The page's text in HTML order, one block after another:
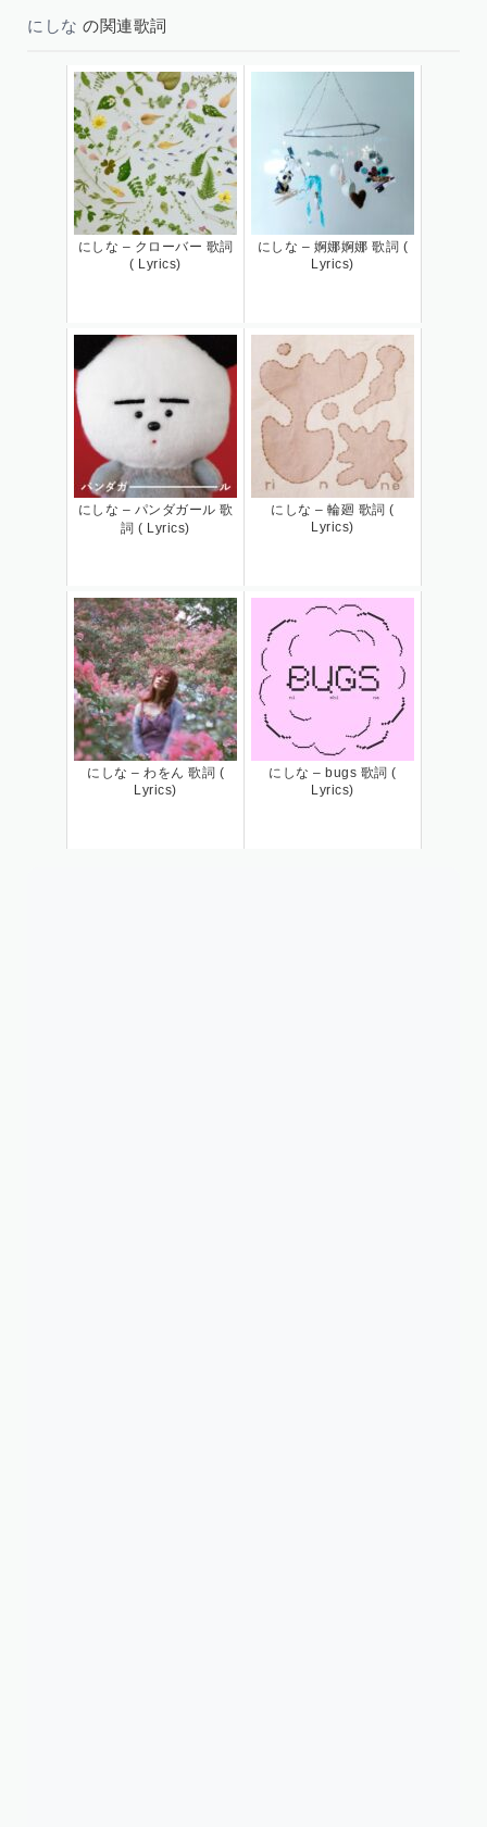
にしな の関連歌詞
にしな – クローバー 歌詞
( Lyrics)
にしな – 婀娜婀娜 歌詞 (
Lyrics)
にしな – パンダガール 歌
詞 ( Lyrics)
にしな – 輪廻 歌詞 (
Lyrics)
にしな – わをん 歌詞 (
Lyrics)
にしな – bugs 歌詞 (
Lyrics)